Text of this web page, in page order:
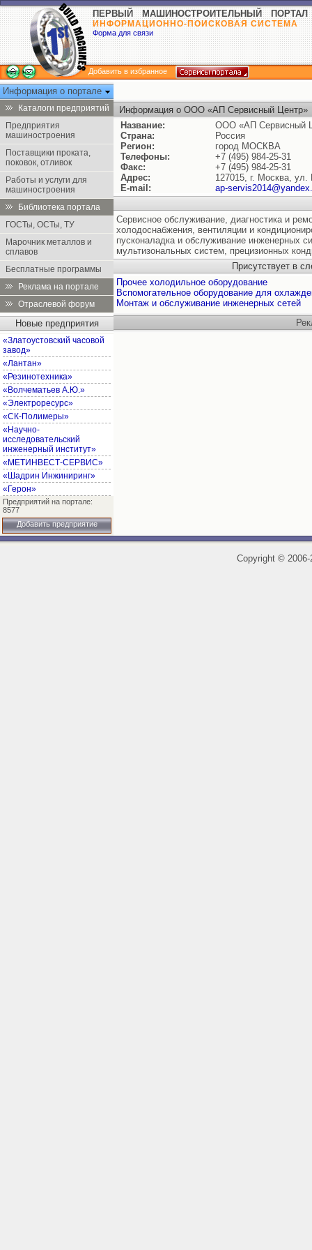
ПЕРВЫЙ МАШИНОСТРОИТЕЛЬНЫЙ ПОРТАЛ
ИНФОРМАЦИОННО-ПОИСКОВАЯ СИСТЕМА
Форма для связи
Добавить в избранное
Информация о портале
Каталоги предприятий
Предприятия
машиностроения
Поставщики проката,
поковок, отливок
Работы и услуги для
машиностроения
Библиотека портала
ГОСТы, ОСТы, ТУ
Марочник металлов и
сплавов
Бесплатные программы
Реклама на портале
Отраслевой форум
Новые предприятия
«Златоустовский часовой
завод»
«Лантан»
«Резинотехника»
«Волчематьев А.Ю.»
«Электроресурс»
«СК-Полимеры»
«Научно-
исследовательский
инженерный институт»
«МЕТИНВЕСТ-СЕРВИС»
«Шадрин Инжиниринг»
«Герон»
Предприятий на портале:
8577
Добавить предприятие
Информация о ООО «АП Сервисный Центр»
Название:
ООО «АП Сервисный
Страна:
Россия
Регион:
город МОСКВА
Телефоны:
+7 (495) 984-25-31
Факс:
+7 (495) 984-25-31
Адрес:
127015, г. Москва,
E-mail:
ap-
Сервисное обслуживание, диагностика и
холодоснабжения, вентиляции и
пусконаладка и обслуживание инженерных
мультизональных систем, прецизионных
Присутствует в
Прочее холодильное оборудование
Вспомогательное оборудование для
Монтаж и обслуживание инженерных сетей
Copyright ©